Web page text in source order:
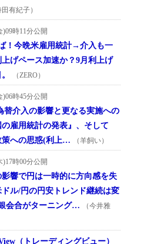
田有紀子）
)09時11分公開
！今晩米雇用統計→介入も一
げペース加速か？9月利上げ
（ZERO）
)06時45分公開
替介入の影響と更なる実施への
雇用統計の発表』、そして
策への思惑(利上…
（羊飼い）
)17時00分公開
影響で円は一時的に方向感を失
ル/円の円安トレンド継続は変
会合がターニング…
（今井雅
（トレーディングビュー）